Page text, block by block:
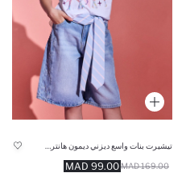
99.00 MAD 169.00 MAD